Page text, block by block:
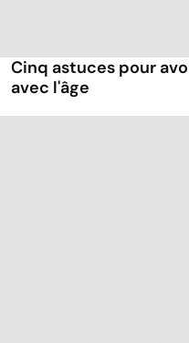
Cinq astuces pour
avec l'âge